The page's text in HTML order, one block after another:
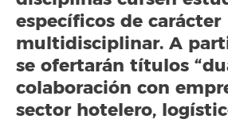
específicos de carácter
multidisciplinar. A
se ofertarán títulos
colaboración con
sector hotelero,